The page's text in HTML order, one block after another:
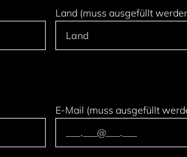
Land (muss ausgefüllt
E-Mail (muss ausgefüllt